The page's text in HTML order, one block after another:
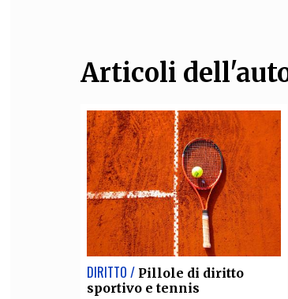
Articoli
DIRITTO / Pillole di diritto
sportivo e tennis